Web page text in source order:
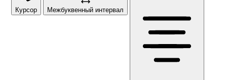
Курсор Межбуквенный интервал